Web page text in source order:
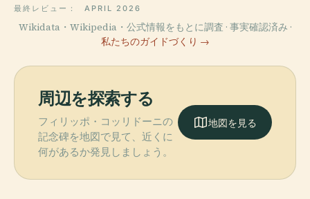
最終レビュー： APRIL 2026
Wikidata・Wikipedia・公式情報をもとに調査 · 事実確認済み ·
私たちのガイドづくり →
周辺を探索する
フィリッポ・コッリドーニの
記念碑を地図で見て、近くに
何があるか発見しましょう。
地図を見る